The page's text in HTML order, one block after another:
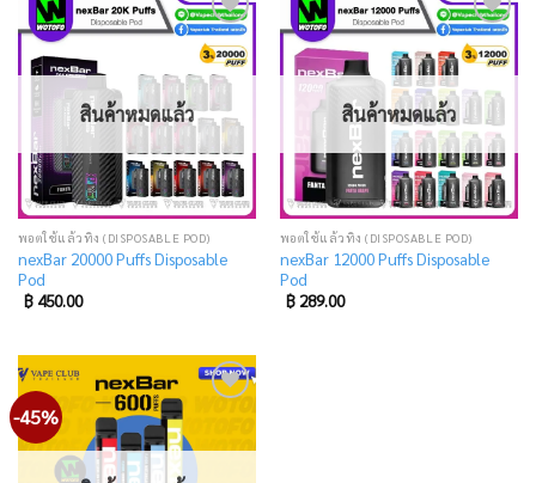
Add
to
wishlist
สินค้าหมดแล้ว
พอตใช้แล้วทิ้ง (DISPOSABLE POD)
nexBar 20000 Puffs Disposable
Pod
฿450.00
Add
to
wishlist
สินค้าหมดแล้ว
พอตใช้แล้วทิ้ง (DISPOSABLE POD)
nexBar 12000 Puffs Disposable
Pod
฿289.00
-45%
wishlist